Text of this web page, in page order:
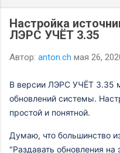
Настройка
ЛЭРС УЧЁТ 3.35
Автор: anton.ch мая 26,
В версии ЛЭРС УЧЁТ 3.35
обновлений системы.
простой и понятной.
Думаю, что большинство
"Раздавать обновления